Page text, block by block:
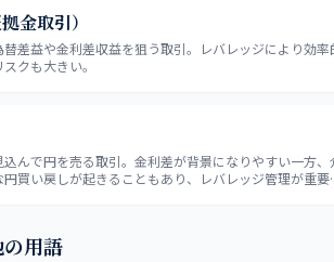
金取引）
差益や金利差収益を狙う取引。レバレッジにより効率
クも大きい。
んで円を売る取引。金利差が背景になりやすい一方、
買い戻しが起きることもあり、レバレッジ管理が重要
用語